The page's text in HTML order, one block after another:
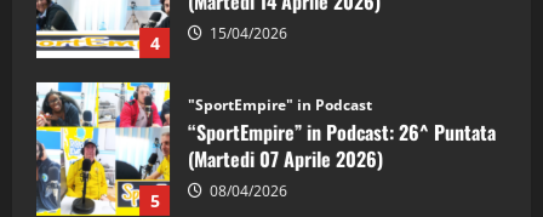
4 15/04/2026
5
“SportEmpire” in Podcast: 26^ Puntata
(Martedi 07 Aprile 2026)
08/04/2026